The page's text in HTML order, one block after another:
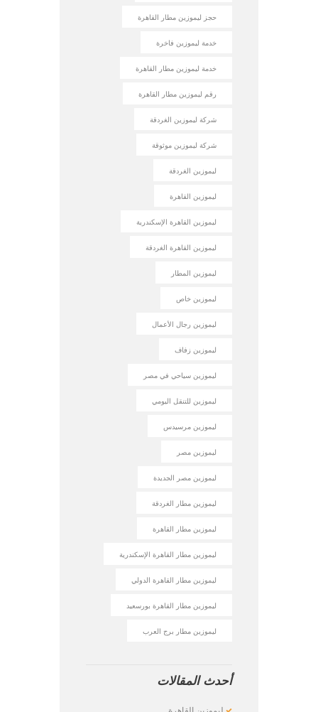
حجز ليموزين مطار القاهرة
خدمة ليموزين فاخرة
خدمة ليموزين مطار القاهرة
رقم ليموزين مطار القاهرة
شركة ليموزين الغردقة
شركة ليموزين موثوقة
ليموزين الغردقة
ليموزين القاهرة
ليموزين القاهرة الإسكندرية
ليموزين القاهرة الغردقة
ليموزين المطار
ليموزين خاص
ليموزين رجال الأعمال
ليموزين زفاف
ليموزين سياحي في مصر
ليموزين للتنقل اليومي
ليموزين مرسيدس
ليموزين مصر
ليموزين مصر الجديدة
ليموزين مطار الغردقة
ليموزين مطار القاهرة
ليموزين مطار القاهرة الإسكندرية
ليموزين مطار القاهرة الدولي
ليموزين مطار القاهرة بورسعيد
ليموزين مطار برج العرب
أحدث المقالات